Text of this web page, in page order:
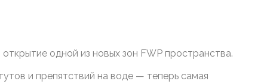
одной из новых зон FWP пространства.
и препятствий на воде — теперь самая